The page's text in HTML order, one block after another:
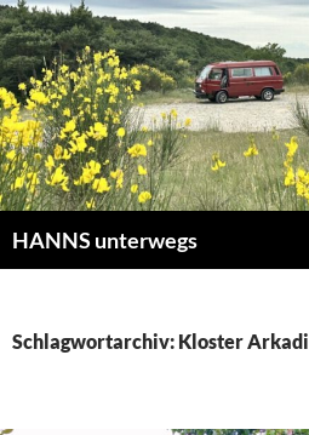
Zum
Inhalt
springen
HANNS unterwegs
Schlagwortarchiv: Kloster Arkadi